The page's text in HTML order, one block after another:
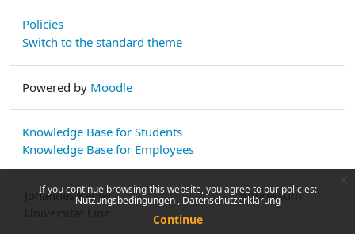
If you continue browsing this website, you agree to our policies:
Nutzungsbedingungen Datenschutzerklärung
Continue
Policies
Switch to the standard theme
Powered by Moodle
Knowledge Base for Students
Knowledge Base for Employees
Johannes Kepler
Impressum